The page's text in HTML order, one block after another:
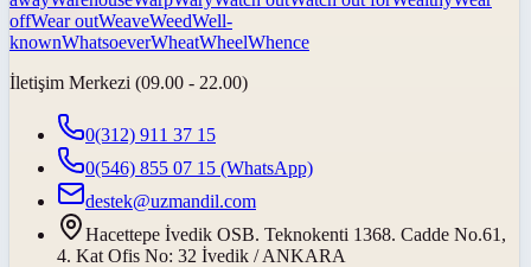
offWear outWeaveWeedWell-
knownWhatsoeverWheatWheelWhence
İletişim Merkezi (09.00 - 22.00)
0(312) 911 37 15
0(546) 855 07 15 (WhatsApp)
destek@uzmandil.com
Hacettepe İvedik OSB. Teknokenti 1368. Cadde No.61,
4. Kat Ofis No: 32 İvedik / ANKARA